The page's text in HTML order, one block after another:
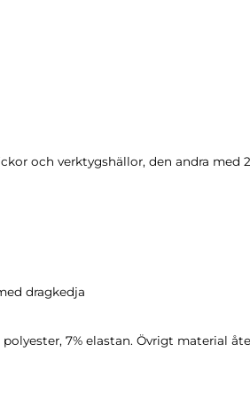
och verktygshällor, den andra med
dragkedja
7% elastan. Övrigt material